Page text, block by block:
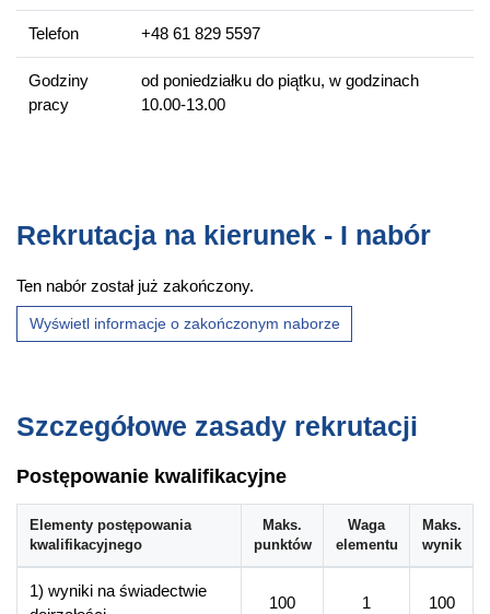
badawczej i analitycznej w instytucjach naukowo-
badawczych oraz laboratoriach badawczych, kontrolnych i
diagnostycznych;
w przemyśle;
w placówkach ochrony przyrody lub jednostkach
w administracji państwowej i samorządowej;
Więcej informacji
Wydziałowa strona kierunku
Telefon +48 61 829 5597
Godziny
pracy
od poniedziałku do piątku, w godzinach
10.00-13.00
Rekrutacja na kierunek - I nabór
Ten nabór został już zakończony.
Wyświetl informacje o zakończonym naborze
Szczegółowe zasady rekrutacji
Postępowanie kwalifikacyjne
Elementy postępowania
kwalifikacyjnego
Maks.
punktów
Waga
elementu
Maks.
wynik
1) wyniki na świadectwie
100 1 100